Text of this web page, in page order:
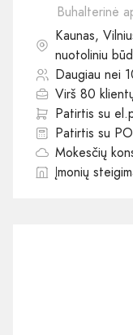
Buhalterinė
Kaunas,
nuotoliniu
Daugiau nei
Virš 80
Patirtis su
Patirtis su
Mokesčių
Įmonių